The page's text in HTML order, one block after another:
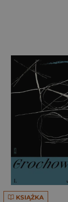
KSIĄŻKA